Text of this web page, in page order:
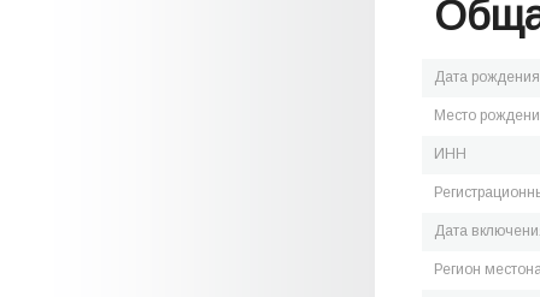
Дата рождения
Место
ИНН
Дата
Регион